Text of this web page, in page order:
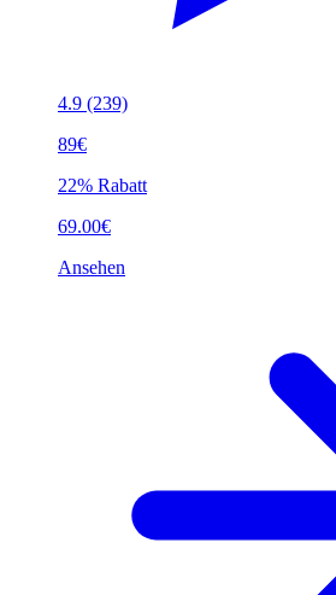
4.9 (239)
89€
22% Rabatt
69.00€
Ansehen